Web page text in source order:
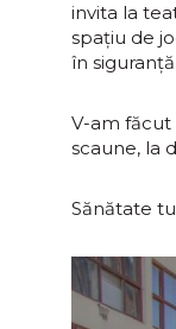
invita la
spațiu de
în siguranță.
V-am făcut
scaune, la
Sănătate